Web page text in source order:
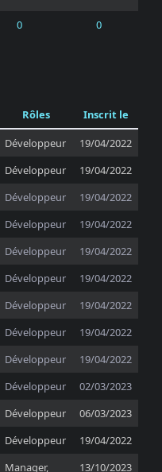
0 0
Rôles
Inscrit le
Développeur
19/04/2022
Développeur
19/04/2022
Développeur
19/04/2022
Développeur
19/04/2022
Développeur
19/04/2022
Développeur
19/04/2022
Développeur
19/04/2022
Développeur
19/04/2022
Développeur
19/04/2022
Développeur
02/03/2023
Développeur
06/03/2023
Développeur
19/04/2022
Manager, 13/10/2023